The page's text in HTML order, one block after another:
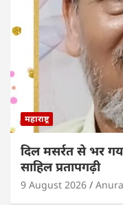
महाराष्ट्र
दिल मसर्रत से भर
साहिल प्रतापगढ़ी
9 August 2026